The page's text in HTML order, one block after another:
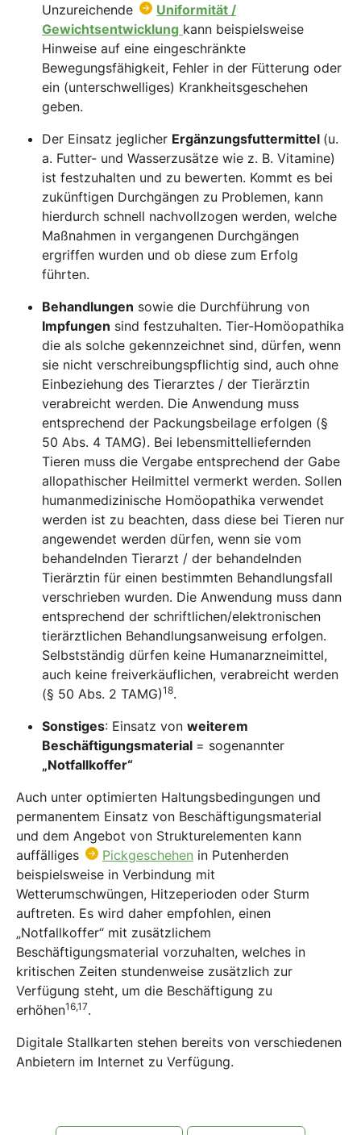
Unzureichende
Uniformität /
Gewichtsentwicklung kann beispielsweise
Hinweise auf eine eingeschränkte
Bewegungsfähigkeit, Fehler in der Fütterung oder
ein (unterschwelliges) Krankheitsgeschehen
geben.
Der Einsatz jeglicher Ergänzungsfuttermittel (u.
a. Futter- und Wasserzusätze wie z. B. Vitamine)
ist festzuhalten und zu bewerten. Kommt es bei
zukünftigen Durchgängen zu Problemen, kann
hierdurch schnell nachvollzogen werden, welche
Maßnahmen in vergangenen Durchgängen
ergriffen wurden und ob diese zum Erfolg
führten.
Behandlungen sowie die Durchführung von
Impfungen sind festzuhalten. Tier-Homöopathika
die als solche gekennzeichnet sind, dürfen, wenn
sie nicht verschreibungspflichtig sind, auch ohne
Einbeziehung des Tierarztes / der Tierärztin
verabreicht werden. Die Anwendung muss
entsprechend der Packungsbeilage erfolgen (§
50 Abs. 4 TAMG). Bei lebensmittelliefernden
Tieren muss die Vergabe entsprechend der Gabe
allopathischer Heilmittel vermerkt werden. Sollen
humanmedizinische Homöopathika verwendet
werden ist zu beachten, dass diese bei Tieren nur
angewendet werden dürfen, wenn sie vom
behandelnden Tierarzt / der behandelnden
Tierärztin für einen bestimmten Behandlungsfall
verschrieben wurden. Die Anwendung muss dann
entsprechend der schriftlichen/elektronischen
tierärztlichen Behandlungsanweisung erfolgen.
Selbstständig dürfen keine Humanarzneimittel,
auch keine freiverkäuflichen, verabreicht werden
(§ 50 Abs. 2 TAMG)18.
Sonstiges: Einsatz von weiterem
Beschäftigungsmaterial = sogenannter
„Notfallkoffer“
Auch unter optimierten Haltungsbedingungen und
permanentem Einsatz von Beschäftigungsmaterial
und dem Angebot von Strukturelementen kann
auffälliges
Pickgeschehen in Putenherden
beispielsweise in Verbindung mit
Wetterumschwüngen, Hitzeperioden oder Sturm
auftreten. Es wird daher empfohlen, einen
„Notfallkoffer“ mit zusätzlichem
Beschäftigungsmaterial vorzuhalten, welches in
kritischen Zeiten stundenweise zusätzlich zur
Verfügung steht, um die Beschäftigung zu
erhöhen16,17.
Digitale Stallkarten stehen bereits von verschiedenen
Anbietern im Internet zu Verfügung.